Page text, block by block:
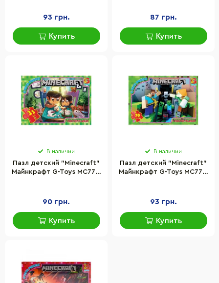
93 грн.
Купить
87 грн.
Купить
В наличии
Пазл детский "Minecraft"
Майнкрафт G-Toys MC777,
90 грн.
Купить
В наличии
Пазл детский "Minecraft"
Майнкрафт G-Toys MC778,
93 грн.
Купить